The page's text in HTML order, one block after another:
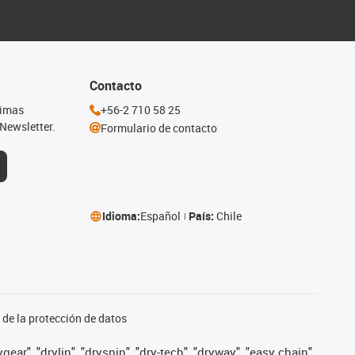
Contacto
+56-2 710 58 25
Formulario de contacto
Idioma:Español País: Chile
la protección de datos
"drylin", "dryspin", "dry-tech", "dryway", "easy chain",